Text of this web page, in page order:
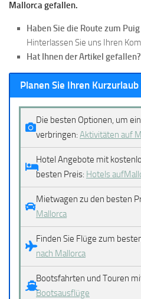
Mallorca gefallen.
Haben Sie die Route zum
Hinterlassen Sie uns Ihren
Hat Ihnen der Artikel gefallen?
Planen Sie Ihren
Die besten Optionen, um
verbringen: Aktivitäten auf
Hotel Angebote mit
besten Preis: Hotels
Mietwagen zu den besten
Mallorca
Finden Sie Flüge zum
nach Mallorca
Bootsfahrten und Touren
Bootsausflüge